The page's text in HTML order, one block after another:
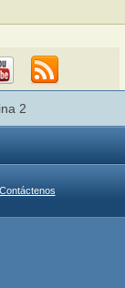
2
Contáctenos